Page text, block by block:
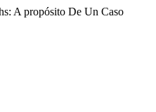
A propósito De Un Caso